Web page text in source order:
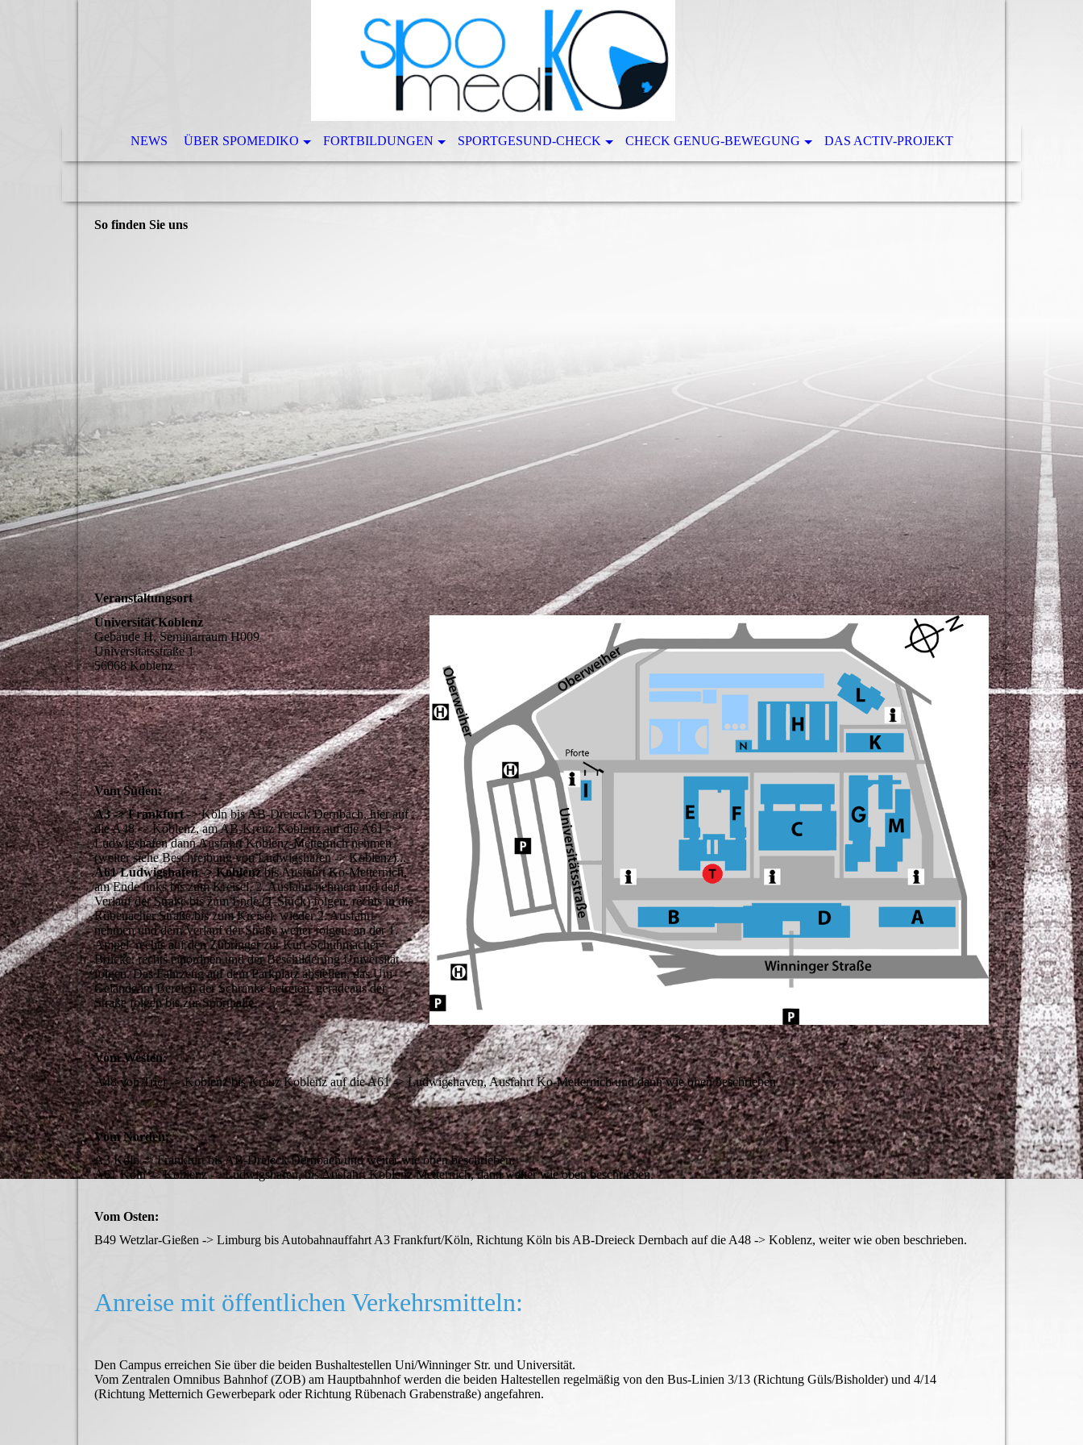
NEWS ÜBER SPOMEDIKO FORTBILDUNGEN SPORTGESUND-CHECK CHECK GENUG-BEWEGUNG DAS ACTIV-PROJEKT
So finden Sie uns
Veranstaltungsort
Universität Koblenz
Gebäude H, Seminarraum H009
Universitätsstraße 1
56068 Koblenz
Vom Süden:
A3 -> Frankfurt-> Köln bis AB-Dreieck Dernbach, hier auf
die A48 -> Koblenz, am AB-Kreuz Koblenz auf die A61 ->
Ludwigshafen dann Ausfahrt Koblenz-Metternich nehmen
(weiter siehe Beschreibung von Ludwigshafen -> Koblenz)...
A61 Ludwigshafen -> Koblenzbis Ausfahrt Ko-Metternich,
am Ende links bis zum Kreisel, 2. Ausfahrt nehmen und den
Verlauf der Straße bis zum Ende (T-Stück) folgen, rechts in die
Rübenacher Straße bis zum Kreisel, wieder 2. Ausfahrt
nehmen und dem Verlauf der Straße weiter folgen, an der 1.
Ampel rechts auf den Zubringer zur Kurt-Schuhmacher-
Brücke, rechts einordnen und der Beschilderung Universität
folgen. Das Fahrzeug auf dem Parkplatz abstellen, das Uni-
Gelände im Bereich der Schranke betreten, geradeaus der
Straße folgen bis zur Sporthalle.
Vom Westen:
A48 von Trier -> Koblenz bis Kreuz Koblenz auf die A61 -> Ludwigshaven, Ausfahrt Ko-Metternich und dann wie oben beschrieben
Vom Norden:
A3 Köln -> Frankfurt bis AB-Dreieck Dernbach und weiter wie oben beschrieben.
A61 Köln -> Koblenz -> Ludwigshafen, bis Ausfahrt Koblenz Metternich, dann weiter wie oben beschrieben.
Vom Osten:
B49 Wetzlar-Gießen -> Limburg bis Autobahnauffahrt A3 Frankfurt/Köln, Richtung Köln bis AB-Dreieck Dernbach auf die A48 -> Koblenz, weiter wie oben beschrieben.
Anreise mit öffentlichen Verkehrsmitteln:
Den Campus erreichen Sie über die beiden Bushaltestellen Uni/Winninger Str. und Universität.
Vom Zentralen Omnibus Bahnhof (ZOB) am Hauptbahnhof werden die beiden Haltestellen regelmäßig von den Bus-Linien 3/13 (Richtung Güls/Bisholder) und 4/14
(Richtung Metternich Gewerbepark oder Richtung Rübenach Grabenstraße) angefahren.